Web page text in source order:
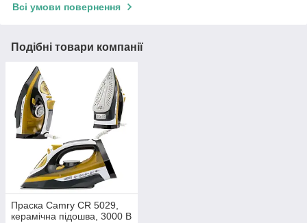
Всі умови повернення
Подібні товари компанії
Праска Camry CR 5029,
керамічна підошва, 3000 В